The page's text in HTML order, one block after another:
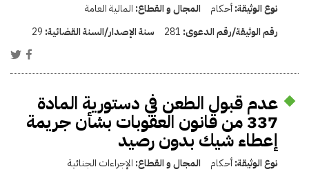
نوع الوثيقة:أحكام المجال و القطاع: المالية العامة
رقم الوثيقة/رقم الدعوى: 281 سنة الإصدار/السنة القضائية: 29
عدم قبول الطعن في دستورية المادة
337 من قانون العقوبات بشأن جريمة
إعطاء شيك بدون رصيد
نوع الوثيقة:أحكام المجال و القطاع: الإجراءات الجنائية